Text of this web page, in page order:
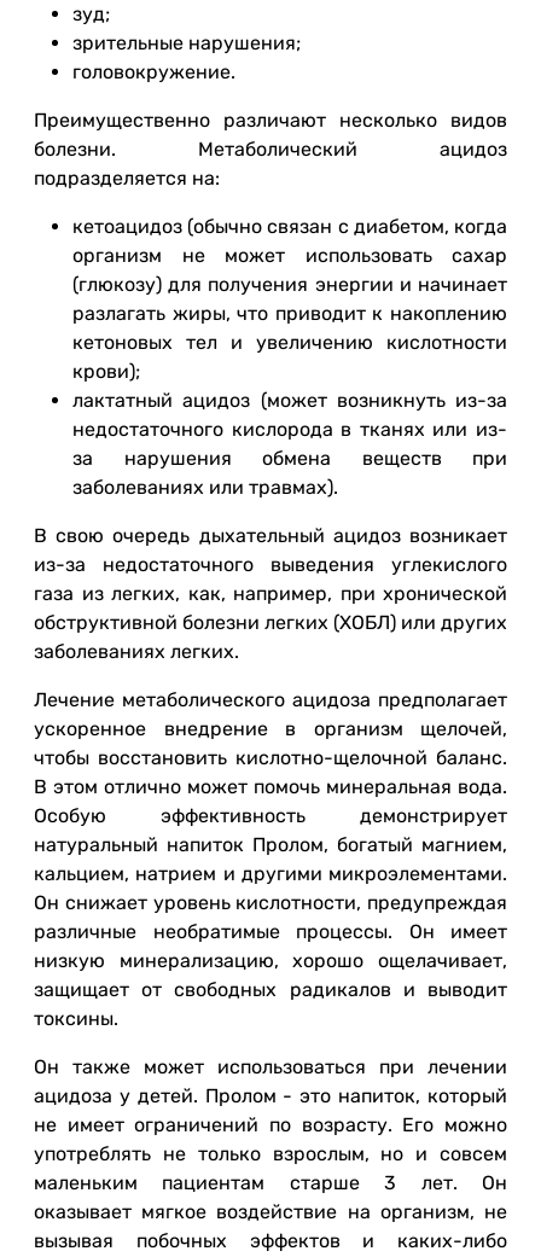
зуд;
зрительные нарушения;
головокружение.
Преимущественно различают несколько видов
болезни. Метаболический ацидоз
подразделяется на:
кетоацидоз (обычно связан с диабетом, когда
организм не может использовать сахар
(глюкозу) для получения энергии и начинает
разлагать жиры, что приводит к накоплению
кетоновых тел и увеличению кислотности
крови);
лактатный ацидоз (может возникнуть из-за
недостаточного кислорода в тканях или из-
за нарушения обмена веществ при
заболеваниях или травмах).
В свою очередь дыхательный ацидоз возникает
из-за недостаточного выведения углекислого
газа из легких, как, например, при хронической
обструктивной болезни легких (ХОБЛ) или других
заболеваниях легких.
Лечение метаболического ацидоза предполагает
ускоренное внедрение в организм щелочей,
чтобы восстановить кислотно-щелочной баланс.
В этом отлично может помочь минеральная вода.
Особую эффективность демонстрирует
натуральный напиток Пролом, богатый магнием,
кальцием, натрием и другими микроэлементами.
Он снижает уровень кислотности, предупреждая
различные необратимые процессы. Он имеет
низкую минерализацию, хорошо ощелачивает,
защищает от свободных радикалов и выводит
токсины.
Он также может использоваться при лечении
ацидоза у детей. Пролом - это напиток, который
не имеет ограничений по возрасту. Его можно
употреблять не только взрослым, но и совсем
маленьким пациентам старше 3 лет. Он
оказывает мягкое воздействие на организм, не
вызывая побочных эффектов и каких-либо